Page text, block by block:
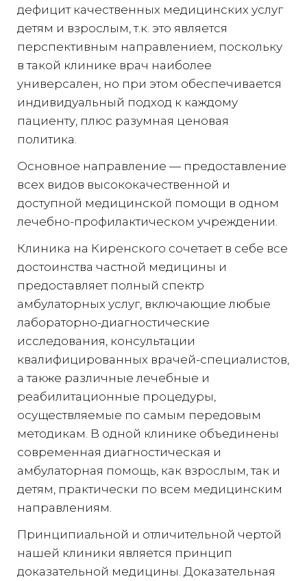
дефицит качественных медицинских услуг
детям и взрослым, т.к. это является
перспективным направлением, поскольку
в такой клинике врач наиболее
универсален, но при этом обеспечивается
индивидуальный подход к каждому
пациенту, плюс разумная ценовая
политика.
Основное направление — предоставление
всех видов высококачественной и
доступной медицинской помощи в одном
лечебно-профилактическом учреждении.
Клиника на Киренского сочетает в себе все
достоинства частной медицины и
предоставляет полный спектр
амбулаторных услуг, включающие любые
лабораторно-диагностические
исследования, консультации
квалифицированных врачей-специалистов,
а также различные лечебные и
реабилитационные процедуры,
осуществляемые по самым передовым
методикам. В одной клинике объединены
современная диагностическая и
амбулаторная помощь, как взрослым, так и
детям, практически по всем медицинским
направлениям.
Принципиальной и отличительной чертой
нашей клиники является принцип
доказательной медицины. Доказательная